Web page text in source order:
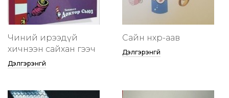
Чиний ирээдүй
хичнээн сайхан гээч
Дэлгэрэнгүй
Сайн нөхөр-аав
Дэлгэрэнгүй